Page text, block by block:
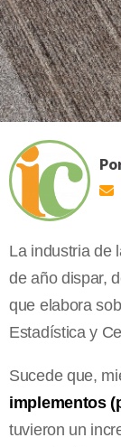
La industria de
de año dispar,
que elabora
Estadística y
Sucede que,
implementos
tuvieron un